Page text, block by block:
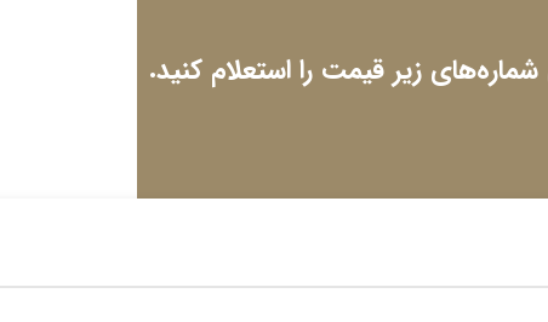
شماره‌های زیر قیمت را استعلام کنید.